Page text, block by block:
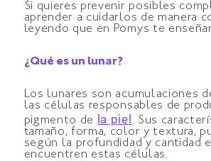
Si quieres prevenir posibles
aprender a cuidarlos de manera
leyendo que en Pomys te
¿Qué es un lunar?
Los lunares son acumulaciones
las células responsables de
pigmento de la piel . Sus
tamaño, forma, color y textura,
según la profundidad y cantidad
encuentren estas células.